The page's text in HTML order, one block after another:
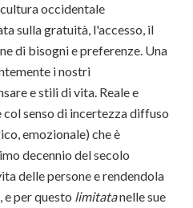
occidentale
sulla gratuità, l'accesso, il
di bisogni e preferenze. Una
i nostri
e stili di vita. Reale e
col senso di incertezza diffuso
emozionale) che è
decennio del secolo
delle persone e rendendola
per questo limitatanelle sue